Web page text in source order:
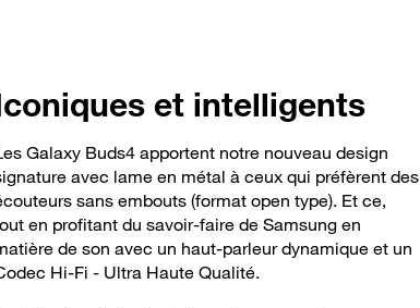
et intelligents
Galaxy Buds4 apportent notre nouveau design
avec lame en métal à ceux qui préfèrent des
sans embouts (format open type). Et ce,
en profitant du savoir-faire de Samsung en
de son avec un haut-parleur dynamique et un
Hi-Fi - Ultra Haute Qualité.